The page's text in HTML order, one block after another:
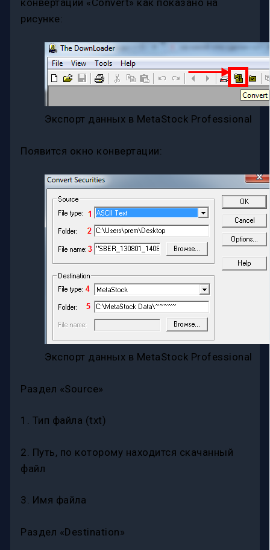
рисунке:
Экспорт данных в MetaStock Professional
Появится окно конвертации:
Экспорт данных в MetaStock Professional
Раздел «Source»
1. Тип файла (txt)
2. Путь, по которому находится скачанный
файл
3. Имя файла
Раздел «Destination»